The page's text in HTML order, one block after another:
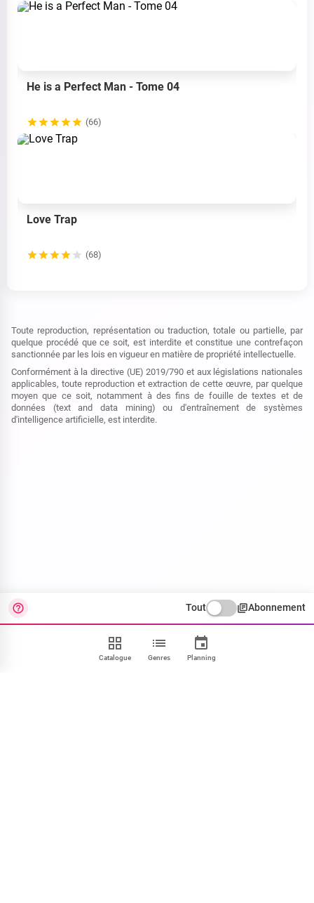
He is a Perfect Man - Tome 04
(66)
Love Trap
(68)
Toute reproduction, représentation ou traduction, totale ou partielle, par
quelque procédé que ce soit, est interdite et constitue une contrefaçon
sanctionnée par les lois en vigueur en matière de propriété intellectuelle.
Conformément à la directive (UE) 2019/790 et aux législations nationales
applicables, toute reproduction et extraction de cette œuvre, par quelque
moyen que ce soit, notamment à des fins de fouille de textes et de
données (text and data mining) ou d'entraînement de systèmes
d'intelligence artificielle, est interdite.
Catalogue Genres Planning
Tout Abonnement